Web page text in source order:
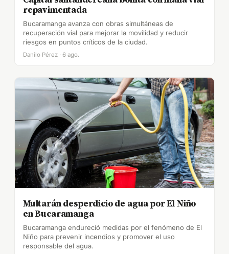
repavimentada
Bucaramanga avanza con obras simultáneas de
recuperación vial para mejorar la movilidad y reducir
riesgos en puntos críticos de la ciudad.
Danilo Pérez · 6 ago.
Multarán desperdicio de agua por El Niño
en Bucaramanga
Bucaramanga endureció medidas por el fenómeno de El
Niño para prevenir incendios y promover el uso
responsable del agua.